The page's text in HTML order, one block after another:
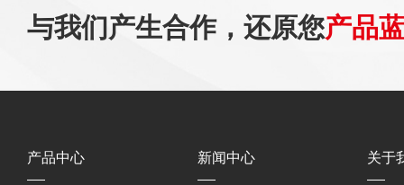
与我们产生合作，还原您产品
产品中心 新闻中心 关于